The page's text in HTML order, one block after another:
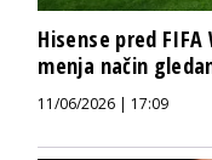
Hisense pred FIFA
menja način
11/06/2026 | 17:09